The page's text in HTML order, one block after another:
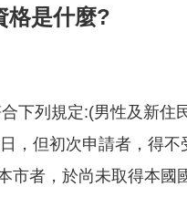
格是什麼?
下列規定:(男性及新住
但初次申請者，得不
者，於尚未取得本國